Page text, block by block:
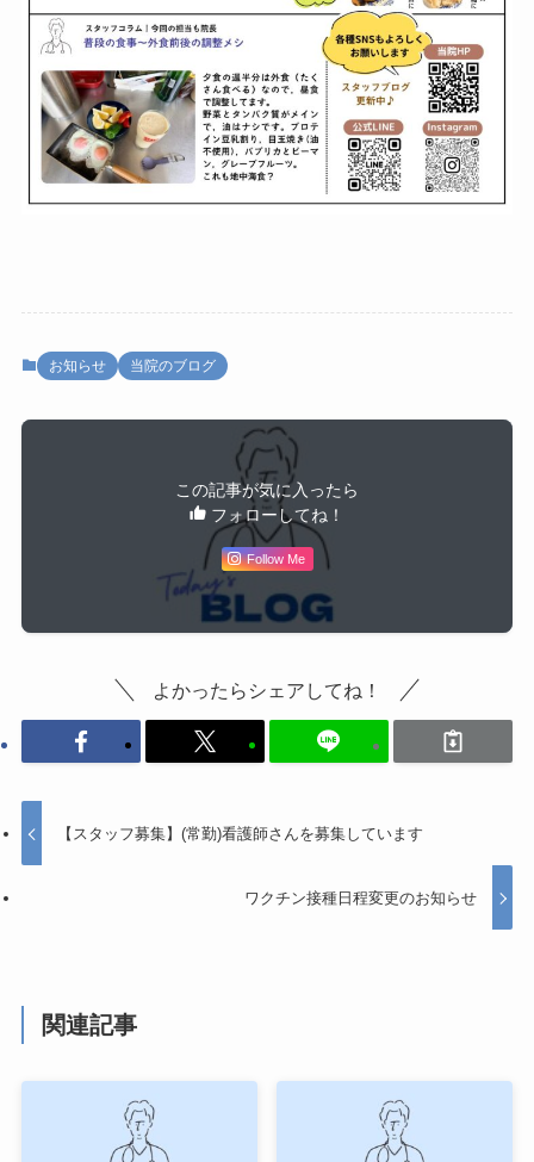
お知らせ 当院のブログ
この記事が気に入ったら
フォローしてね！
Follow Me
よかったらシェアしてね！
【スタッフ募集】(常勤)看護師さんを募集しています
ワクチン接種日程変更のお知らせ
関連記事